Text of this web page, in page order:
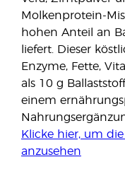
Molkenprotein-
hohen Anteil an
liefert. Dieser
Enzyme, Fette,
als 10 g
einem
Klicke hier, um
anzusehen